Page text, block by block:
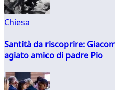
Chiesa
Santità da riscoprire:
agiato amico di padre Pio